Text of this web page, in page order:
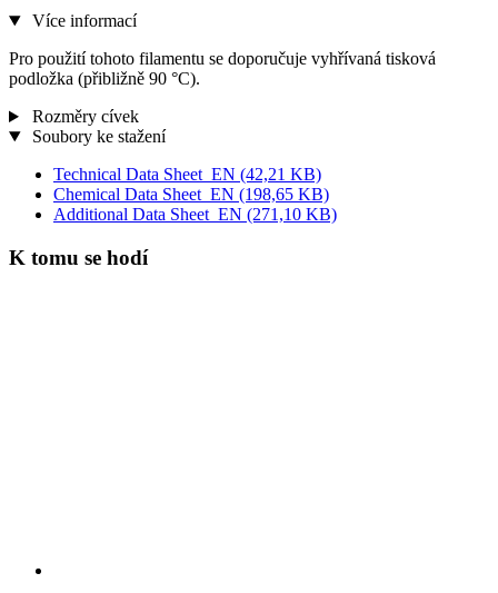
Více informací
Pro použití tohoto filamentu se doporučuje vyhřívaná tisková
podložka (přibližně 90 °C).
Rozměry cívek
Soubory ke stažení
Technical Data Sheet_EN (42,21 KB)
Chemical Data Sheet_EN (198,65 KB)
Additional Data Sheet_EN (271,10 KB)
K tomu se hodí